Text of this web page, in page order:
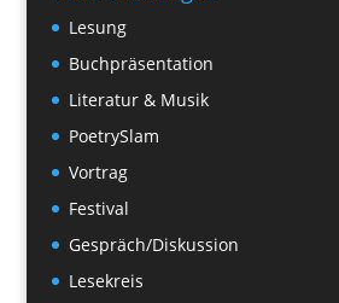
Lesung
Buchpräsentation
Literatur & Musik
PoetrySlam
Vortrag
Festival
Gespräch/Diskussion
Lesekreis